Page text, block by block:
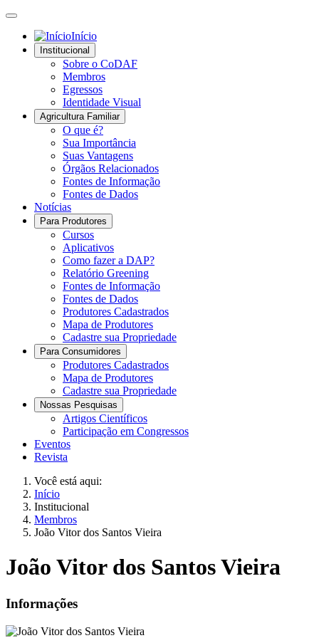
Início
Institucional
Sobre o CoDAF
Membros
Egressos
Identidade Visual
Agricultura Familiar
O que é?
Sua Importância
Suas Vantagens
Órgãos Relacionados
Fontes de Informação
Fontes de Dados
Notícias
Para Produtores
Cursos
Aplicativos
Como fazer a DAP?
Relatório Greening
Fontes de Informação
Fontes de Dados
Produtores Cadastrados
Mapa de Produtores
Cadastre sua Propriedade
Para Consumidores
Produtores Cadastrados
Mapa de Produtores
Cadastre sua Propriedade
Nossas Pesquisas
Artigos Científicos
Participação em Congressos
Eventos
Revista
Você está aqui:
Início
Institucional
Membros
João Vitor dos Santos Vieira
João Vitor dos Santos Vieira
Informações